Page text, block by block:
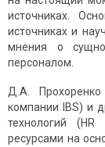
источниках.
источниках и
мнения о
персоналом.
Д.А.
компании IBS) и
технологий
ресурсами на